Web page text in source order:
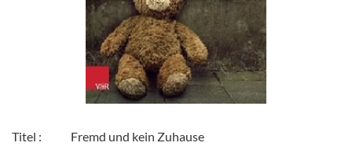
Titel : Fremd und kein Zuhause